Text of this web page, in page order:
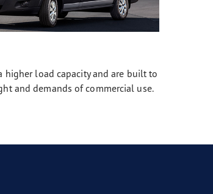
higher load capacity and are built to
and demands of commercial use.